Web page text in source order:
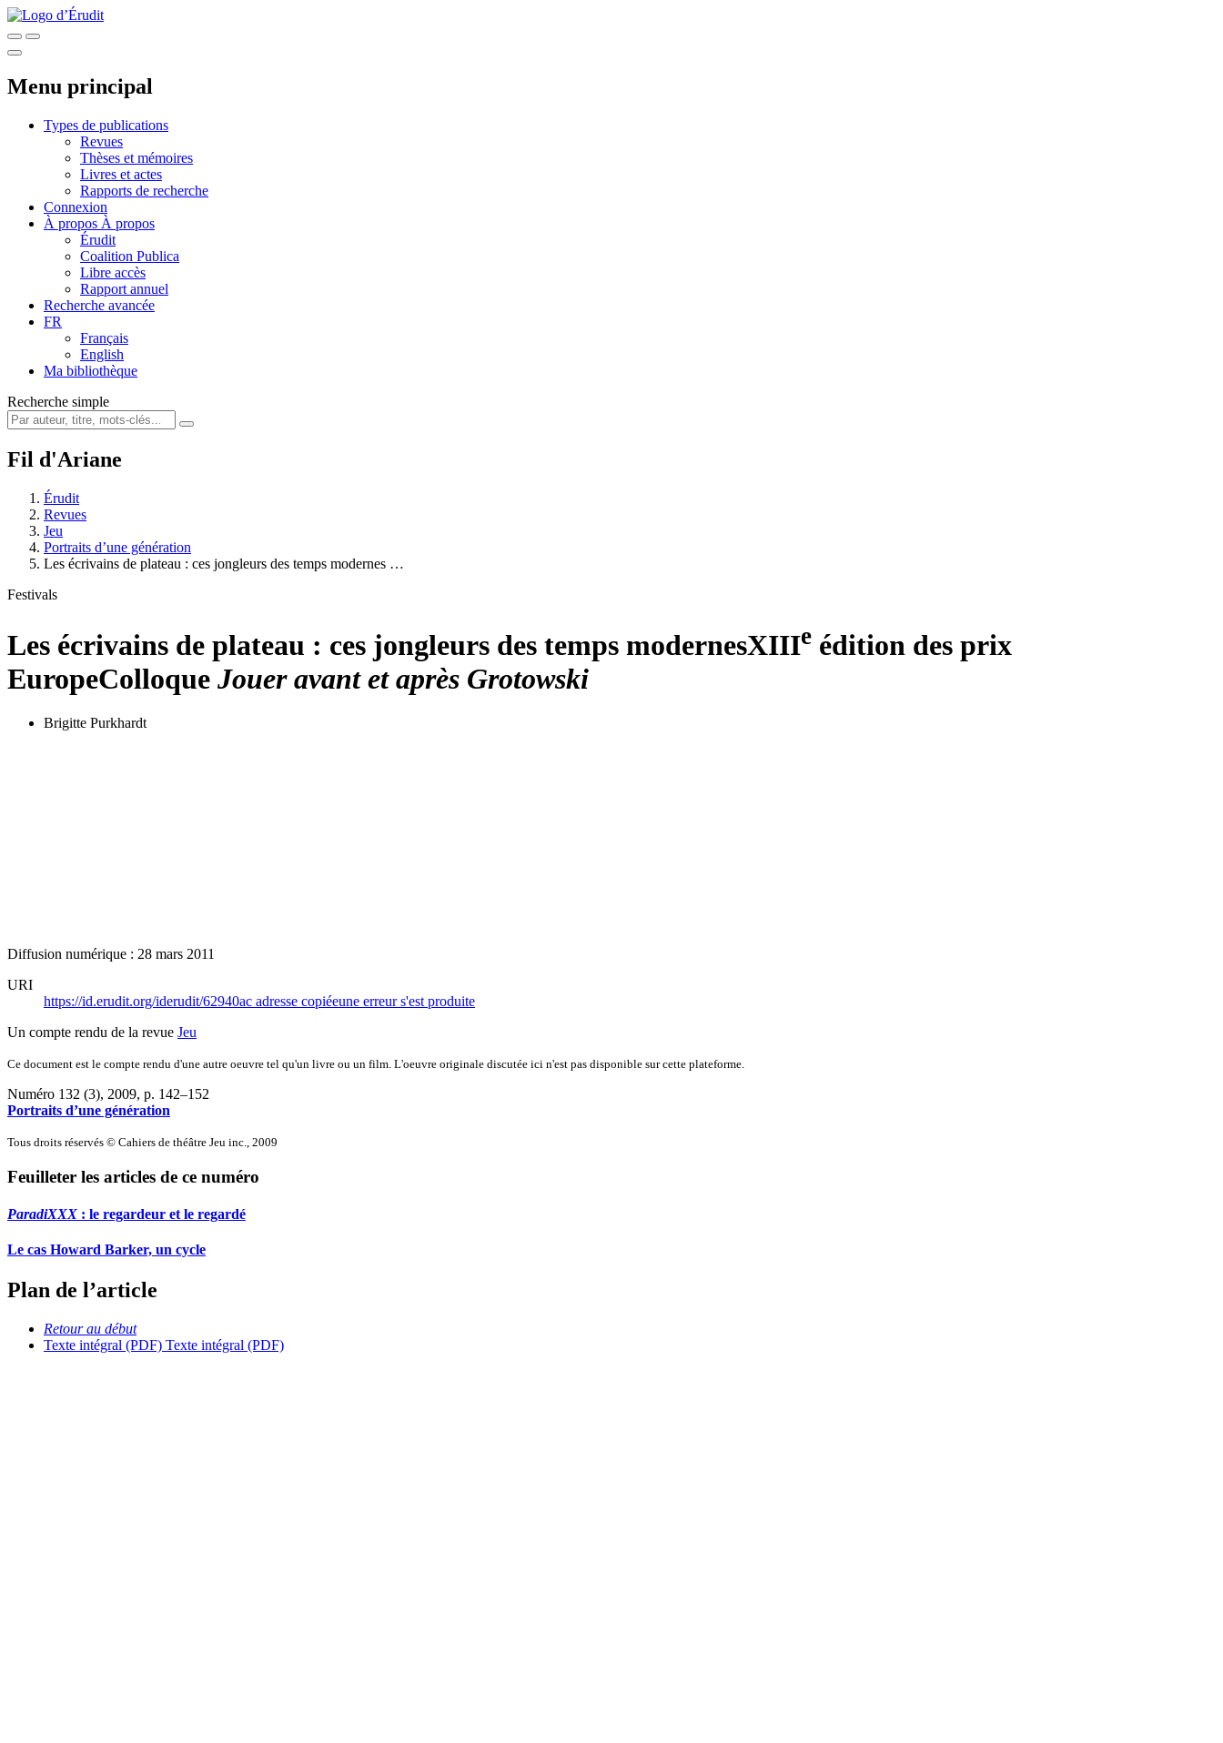
Menu principal
Types de publications
Revues
Thèses et mémoires
Livres et actes
Rapports de recherche
Connexion
À propos À propos
Érudit
Coalition Publica
Libre accès
Rapport annuel
Recherche avancée
FR
Français
English
Ma bibliothèque
Recherche simple
Fil d'Ariane
Érudit
Revues
Jeu
Portraits d’une génération
Les écrivains de plateau : ces jongleurs des temps modernes …
Festivals
Les écrivains de plateau : ces jongleurs des temps modernesXIIIe édition des prix
EuropeColloque Jouer avant et après Grotowski
Brigitte Purkhardt
Diffusion numérique : 28 mars 2011
URI
https://id.erudit.org/iderudit/62940ac adresse copiéeune erreur s'est produite
Un compte rendu de la revue Jeu
Ce document est le compte rendu d'une autre oeuvre tel qu'un livre ou un film. L'oeuvre originale discutée ici n'est pas disponible sur cette plateforme.
Numéro 132 (3), 2009, p. 142–152
Portraits d’une génération
Tous droits réservés © Cahiers de théâtre Jeu inc., 2009
Feuilleter les articles de ce numéro
ParadiXXX : le regardeur et le regardé
Le cas Howard Barker, un cycle
Plan de l’article
Retour au début
Texte intégral (PDF) Texte intégral (PDF)